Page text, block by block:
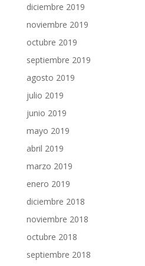
diciembre 2019
noviembre 2019
octubre 2019
septiembre 2019
agosto 2019
julio 2019
junio 2019
mayo 2019
abril 2019
marzo 2019
enero 2019
diciembre 2018
noviembre 2018
octubre 2018
septiembre 2018